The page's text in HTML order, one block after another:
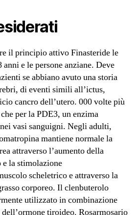
il principio attivo Finasteride le
e le persone anziane. Deve
se abbiano avuto una storia
di eventi simili all’ictus,
cancro dell’utero. 000 volte più
per la PDE3, un enzima
vasi sanguigni. Negli adulti,
mantiene normale la
attraverso l’aumento della
e la stimolazione
scheletrico e attraverso la
corporeo. Il clenbuterolo
utilizzato in combinazione
tiroideo. Rosarmosario